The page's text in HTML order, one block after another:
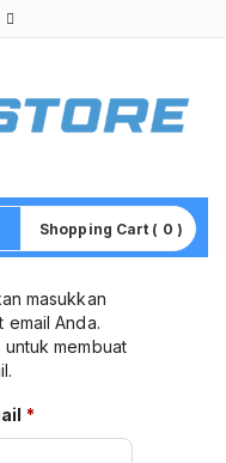
Shopping Cart ( 0 )
masukkan
email Anda.
membuat
*Wajib